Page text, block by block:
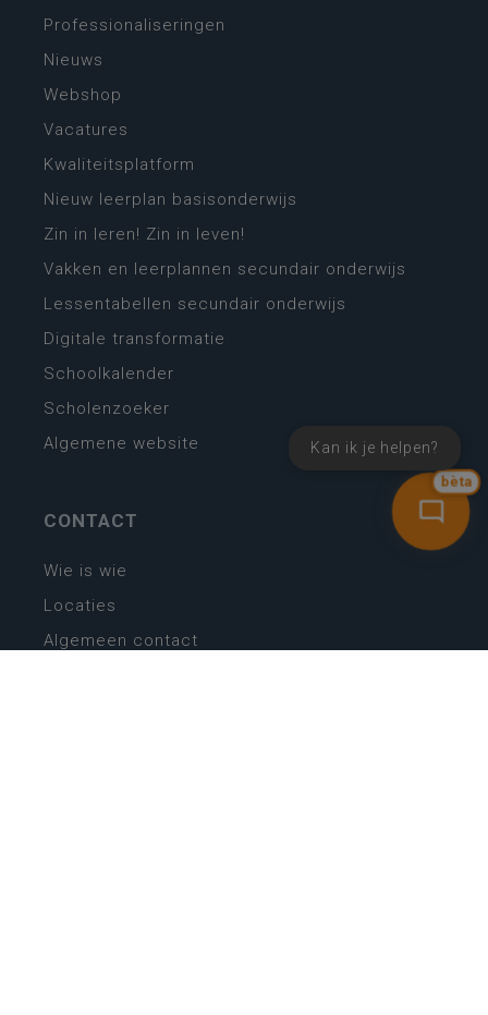
bèta
Kan ik je helpen?
Professionaliseringen
Nieuws
Webshop
Vacatures
Kwaliteitsplatform
Nieuw leerplan basisonderwijs
Zin in leren! Zin in leven!
Vakken en leerplannen secundair onderwijs
Lessentabellen secundair onderwijs
Digitale transformatie
Schoolkalender
Scholenzoeker
Algemene website
CONTACT
Wie is wie
Locaties
Algemeen contact